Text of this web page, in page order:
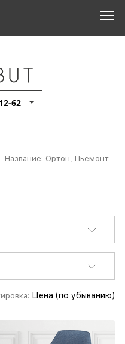
62
Название: Ортон, Пьемонт
Цена (по убыванию)